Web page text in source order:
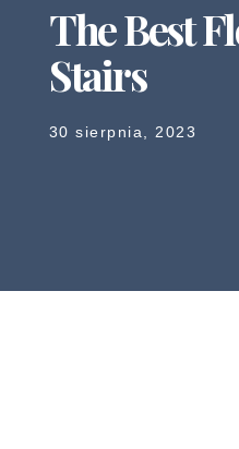
The Best
Stairs
30 sierpnia, 2023